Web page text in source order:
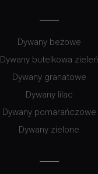
Dywany beżowe
Dywany butelkowa zieleń
Dywany granatowe
Dywany lilac
Dywany pomarańczowe
Dywany zielone